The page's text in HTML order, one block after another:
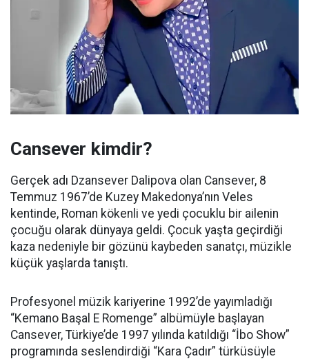
Cansever kimdir?
Gerçek adı Dzansever Dalipova olan Cansever, 8
Temmuz 1967’de Kuzey Makedonya’nın Veles
kentinde, Roman kökenli ve yedi çocuklu bir ailenin
çocuğu olarak dünyaya geldi. Çocuk yaşta geçirdiği
kaza nedeniyle bir gözünü kaybeden sanatçı, müzikle
küçük yaşlarda tanıştı.
Profesyonel müzik kariyerine 1992’de yayımladığı
“Kemano Başal E Romenge” albümüyle başlayan
Cansever, Türkiye’de 1997 yılında katıldığı “İbo Show”
programında seslendirdiği “Kara Çadır” türküsüyle